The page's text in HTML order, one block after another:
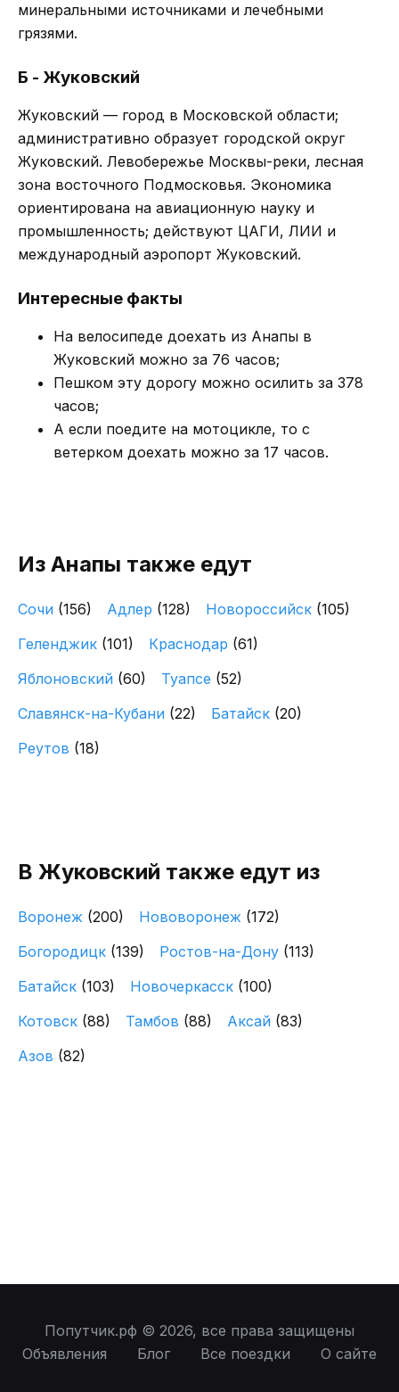
минеральными источниками и лечебными
грязями.
Б - Жуковский
Жуковский — город в Московской области;
административно образует городской округ
Жуковский. Левобережье Москвы-реки, лесная
зона восточного Подмосковья. Экономика
ориентирована на авиационную науку и
промышленность; действуют ЦАГИ, ЛИИ и
международный аэропорт Жуковский.
Интересные факты
На велосипеде доехать из Анапы в
Жуковский можно за 76 часов;
Пешком эту дорогу можно осилить за 378
часов;
А если поедите на мотоцикле, то с
ветерком доехать можно за 17 часов.
Из Анапы также едут
Сочи (156) Адлер (128) Новороссийск (105)
Геленджик (101) Краснодар (61)
Яблоновский (60) Туапсе (52)
Славянск-на-Кубани (22) Батайск (20)
Реутов (18)
В Жуковский также едут из
Воронеж (200) Нововоронеж (172)
Богородицк (139) Ростов-на-Дону (113)
Батайск (103) Новочеркасск (100)
Котовск (88) Тамбов (88) Аксай (83)
Азов (82)
Попутчик.рф © 2026, все права защищены
Объявления
Блог Все поездки О сайте